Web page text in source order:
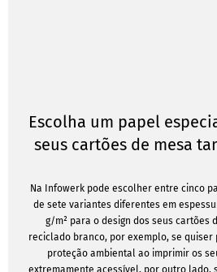
Escolha um papel
seus cartões de mesa
Na Infowerk pode escolher entre cinco
de sete variantes diferentes em
g/m² para o design dos seus cartões
reciclado branco, por exemplo, se
proteção ambiental ao imprimir os
extremamente acessível, por outro lado,